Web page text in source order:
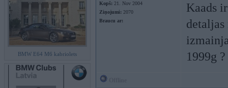
BMW E64 M6 kabriolets
Kopš: 21. Nov 2004
Ziņojumi: 2070
Braucu ar:
Kaads
1999g ?